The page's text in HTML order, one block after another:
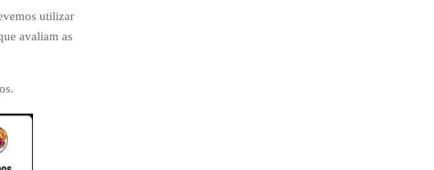
utilizar
avaliam as